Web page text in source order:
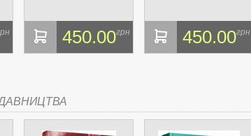
СЦЕНАРІЯХ). АНТОНІНА ШЕВЧУК. МАНДРІВЕЦЬ
450.00грн 450.00грн